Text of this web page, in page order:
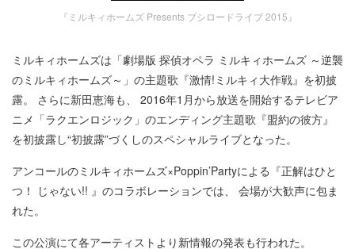
『ミルキィホームズ Presents ブシロードライブ 2015』
ミルキィホームズは「劇場版 探偵オペラ ミルキィホームズ ～逆襲
のミルキィホームズ～」の主題歌『激情!ミルキィ大作戦』を初披
露。 さらに新田恵海も、 2016年1月から放送を開始するテレビア
ニメ「ラクエンロジック」のエンディング主題歌『盟約の彼方』
を初披露し“初披露”づくしのスペシャルライブとなった。
アンコールのミルキィホームズ×Poppin’Partyによる『正解はひと
つ！ じゃない!! 』のコラボレーションでは、 会場が大歓声に包ま
れた。
この公演にて各アーティストより新情報の発表も行われた。